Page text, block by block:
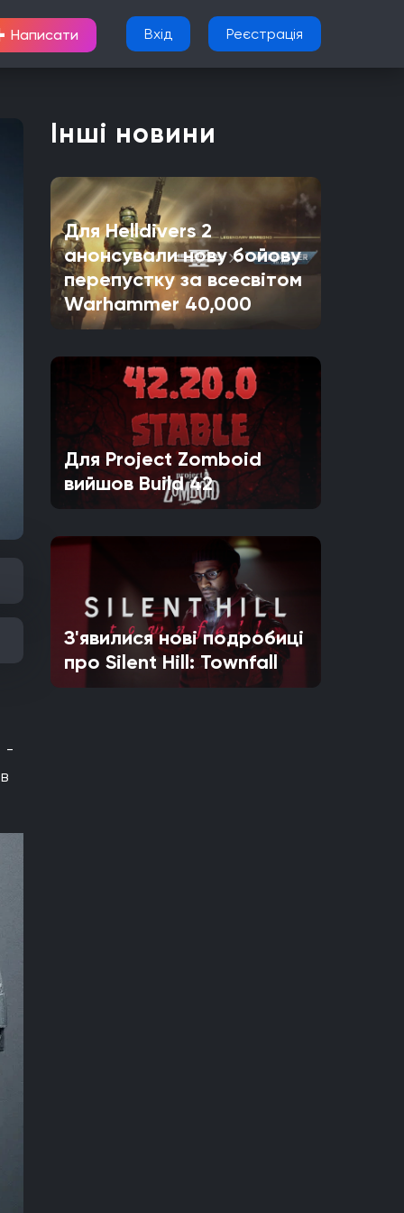
Написати Вхід Реєстрація
-
Інші новини
Для Helldivers 2
анонсували нову бойову
перепустку за всесвітом
Warhammer 40,000
Для Project Zomboid
вийшов Build 42
З'явилися нові подробиці
про Silent Hill: Townfall